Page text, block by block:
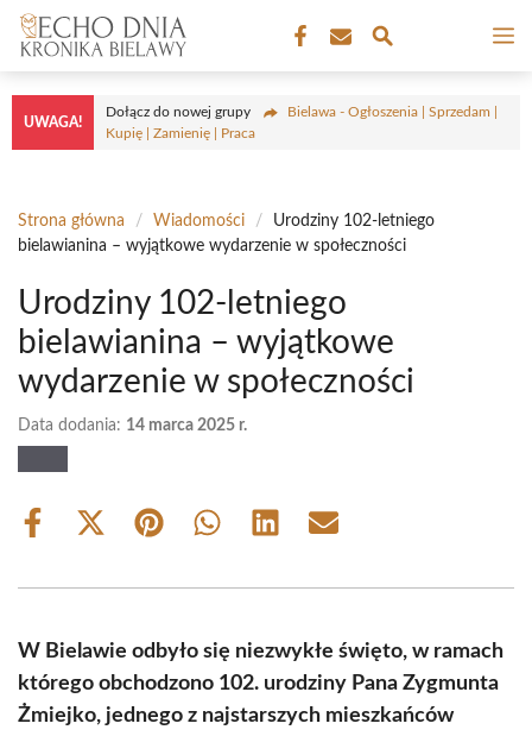
Przejdź
treści
UWAGA!
Dołącz do nowej grupy
Bielawa - Ogłoszenia | Sprzedam |
Kupię | Zamienię | Praca
Strona główna / Wiadomości /
Urodziny 102-letniego
bielawianina – wyjątkowe wydarzenie w społeczności
Urodziny 102-letniego
bielawianina – wyjątkowe
wydarzenie w społeczności
Data dodania: 14 marca 2025 r.
Share
Share
(Twitter)
Share Share Share Share
W Bielawie odbyło się niezwykłe święto, w ramach
którego obchodzono 102. urodziny Pana Zygmunta
Żmiejko, jednego z najstarszych mieszkańców